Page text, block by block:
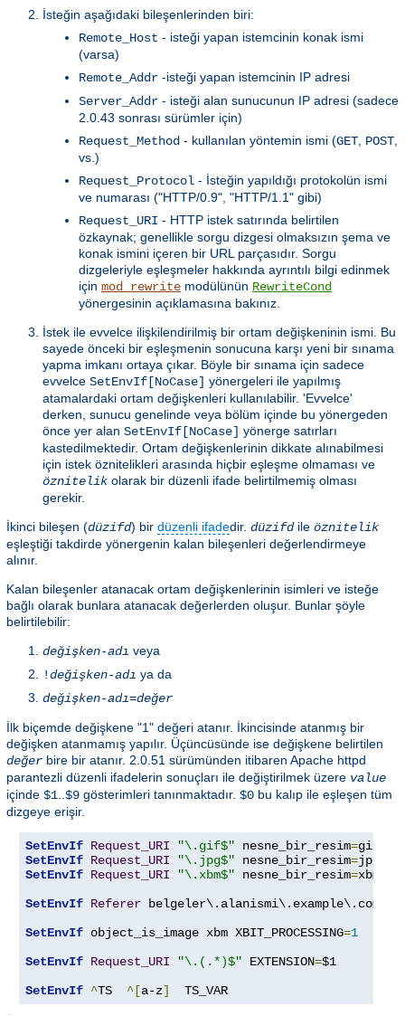
İsteğin aşağıdaki bileşenlerinden biri:
Remote_Host - isteği yapan istemcinin konak ismi
(varsa)
Remote_Addr -isteği yapan istemcinin IP adresi
Server_Addr - isteği alan sunucunun IP adresi (sadece
2.0.43 sonrası sürümler için)
Request_Method - kullanılan yöntemin ismi (GET POST
vs.)
Request_Protocol - İsteğin yapıldığı protokolün ismi
ve numarası ("HTTP/0.9", "HTTP/1.1" gibi)
Request_URI - HTTP istek satırında belirtilen
özkaynak; genellikle sorgu dizgesi olmaksızın şema ve
konak ismini içeren bir URL parçasıdır. Sorgu
dizgeleriyle eşleşmeler hakkında ayrıntılı bilgi edinmek
için mod_rewrite modülünün RewriteCond
yönergesinin açıklamasına bakınız.
İstek ile evvelce ilişkilendirilmiş bir ortam değişkeninin ismi. Bu
sayede önceki bir eşleşmenin sonucuna karşı yeni bir sınama
yapma imkanı ortaya çıkar. Böyle bir sınama için sadece
evvelce SetEnvIf[NoCase] yönergeleri ile yapılmış
atamalardaki ortam değişkenleri kullanılabilir. 'Evvelce'
derken, sunucu genelinde veya bölüm içinde bu yönergeden
önce yer alan SetEnvIf[NoCase] yönerge satırları
kastedilmektedir. Ortam değişkenlerinin dikkate alınabilmesi
için istek öznitelikleri arasında hiçbir eşleşme olmaması ve
öznitelik olarak bir düzenli ifade belirtilmemiş olması
gerekir.
İkinci bileşen (düzifd) bir düzenli ifadedir. düzifdile öznitelik
eşleştiği takdirde yönergenin kalan bileşenleri değerlendirmeye
alınır.
Kalan bileşenler atanacak ortam değişkenlerinin isimleri ve isteğe
bağlı olarak bunlara atanacak değerlerden oluşur. Bunlar şöyle
belirtilebilir:
değişken-adı veya
!değişken-adı ya da
değişken-adı=değer
İlk biçemde değişkene "1" değeri atanır. İkincisinde atanmış bir
değişken atanmamış yapılır. Üçüncüsünde ise değişkene belirtilen
değer bire bir atanır. 2.0.51 sürümünden itibaren Apache httpd
parantezli düzenli ifadelerin sonuçları ile değiştirilmek üzere value
içinde $1 $9 gösterimleri tanınmaktadır. $0 bu kalıp ile eşleşen tüm
dizgeye erişir.
SetEnvIf Request_URI "\.gif$" nesne_bir_resim=
SetEnvIf Request_URI "\.jpg$" nesne_bir_resim=
SetEnvIf Request_URI "\.xbm$" nesne_bir_resim=xbm
SetEnvIf Referer belgeler\.alanismi\.example\.com
SetEnvIf object_is_image xbm XBIT_PROCESSING=1
SetEnvIf Request_URI "\.(.*)$" EXTENSION=$1
SetEnvIf ^TS ^[a-z]
  TS_VAR